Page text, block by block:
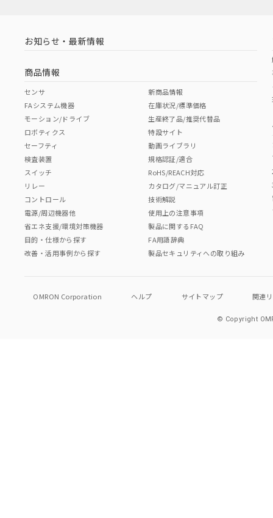
お知らせ・最新情報
商品情報
センサ
FAシステム機器
モーション/ドライブ
ロボティクス
セーフティ
検査装置
スイッチ
リレー
コントロール
電源/周辺機器他
省エネ支援/環境対策機器
目的・仕様から探す
改善・活用事例から探す
新商品情報
在庫状況/標準価格
生産終了品/推奨代替品
特設サイト
動画ライブラリ
規格認証/適合
RoHS/REACH対応
カタログ/マニュアル訂正
技術解説
使用上の注意事項
製品に関するFAQ
FA用語辞典
製品セキュリティへの取り組み
OMRON Corporation ヘルプ サイトマップ 関連
© Copyright